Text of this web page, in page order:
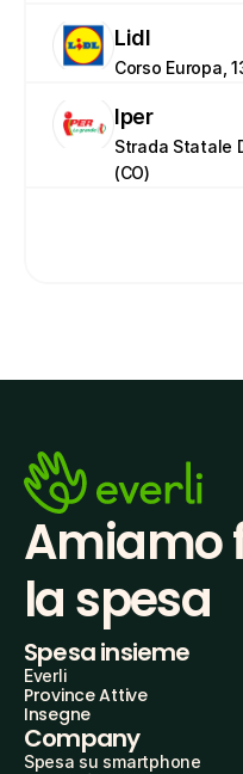
Lidl
Corso Europa,
Iper
Strada Statale
(CO)
Amiamo
la spesa
Spesa insieme
Everli
Province Attive
Insegne
Company
Spesa su smartphone